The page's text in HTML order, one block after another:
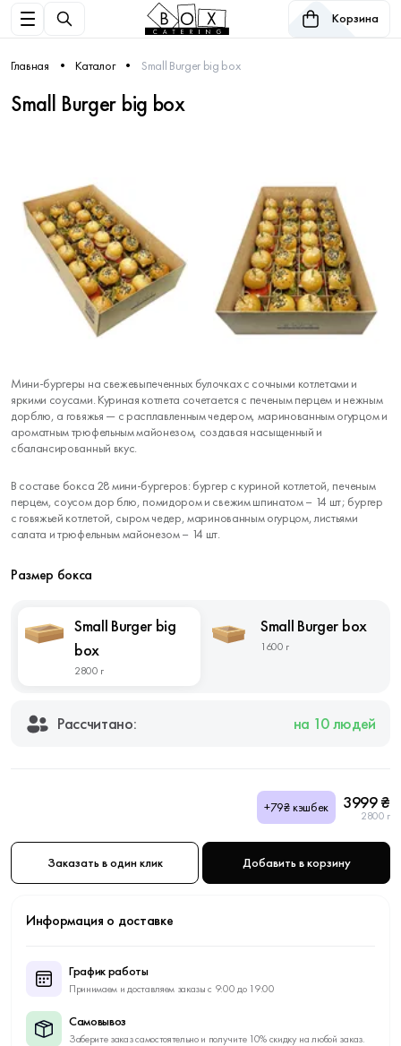
Корзина
Главная Каталог Small Burger big box
Small Burger big box
Мини-бургеры на свежевыпеченных булочках с сочными котлетами и
яркими соусами. Куриная котлета сочетается с печеным перцем и нежным
дорблю, а говяжья — с расплавленным чедером, маринованным огурцом и
ароматным трюфельным майонезом, создавая насыщенный и
сбалансированный вкус.
В составе бокса 28 мини-бургеров: бургер с куриной котлетой, печеным
перцем, соусом дор блю, помидором и свежим шпинатом – 14 шт; бургер
с говяжьей котлетой, сыром чедер, маринованным огурцом, листьями
салата и трюфельным майонезом – 14 шт.
Размер бокса
Small Burger big
box
2800 г
Small Burger box
1600 г
Рассчитано: на 10 людей
+79₴ кэшбек 3999 ₴
2800 г
Заказать в один клик Добавить в корзину
Информация о доставке
График работы
Принимаем и доставляем заказы с 9:00 до 19:00
Самовывоз
Заберите заказ самостоятельно и получите 10% скидку на любой заказ.